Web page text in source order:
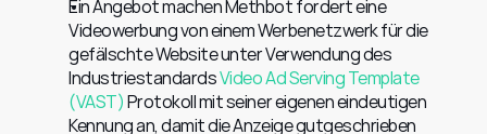
Ein Angebot machen Methbot fordert eine
Videowerbung von einem Werbenetzwerk für die
gefälschte Website unter Verwendung des
Industriestandards Video Ad Serving Template
(VAST) Protokoll mit seiner eigenen eindeutigen
Kennung an, damit die Anzeige gutgeschrieben